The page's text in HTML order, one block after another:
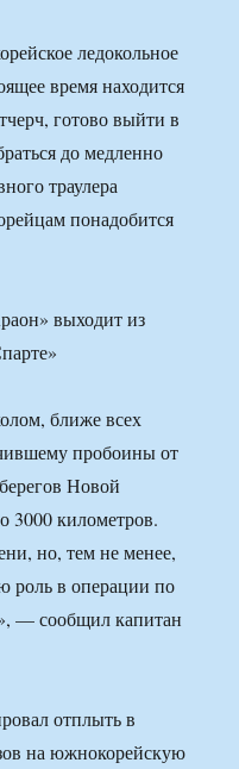
ледокольное
время находится
готово выйти в
до медленно
траулера
понадобится
ближе всех
пробоины от
Новой
3000 километров.
но, тем не менее,
роль в операции по
— сообщил капитан
отплыть в
на южнокорейскую